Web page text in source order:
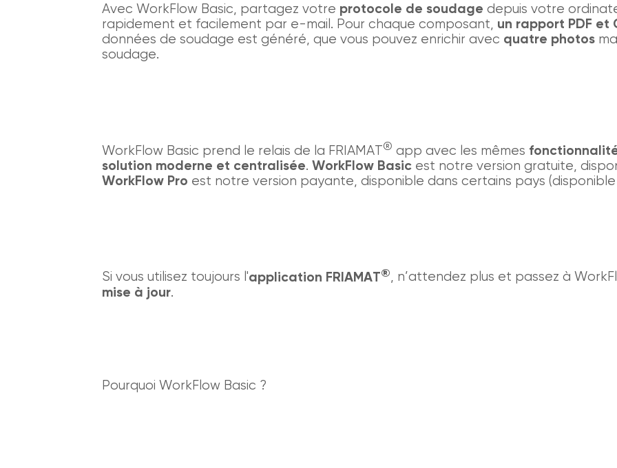
Avec WorkFlow Basic, partagez votre protocole de soudage depuis votre
rapidement et facilement par e-mail. Pour chaque composant, un rapport PDF et
données de soudage est généré, que vous pouvez enrichir avec quatre photos
soudage.
WorkFlow Basic prend le relais de la FRIAMAT® app avec les mêmes
solution moderne et centralisée. WorkFlow Basicest notre version gratuite,
WorkFlow Pro est notre version payante, disponible dans certains pays (disponible
Si vous utilisez toujours l'application FRIAMAT®, n’attendez plus et passez à
mise à jour.
Pourquoi WorkFlow Basic ?